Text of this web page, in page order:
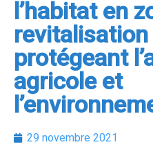
l’habitat en
protégeant
agricole et
29 novembre 2021